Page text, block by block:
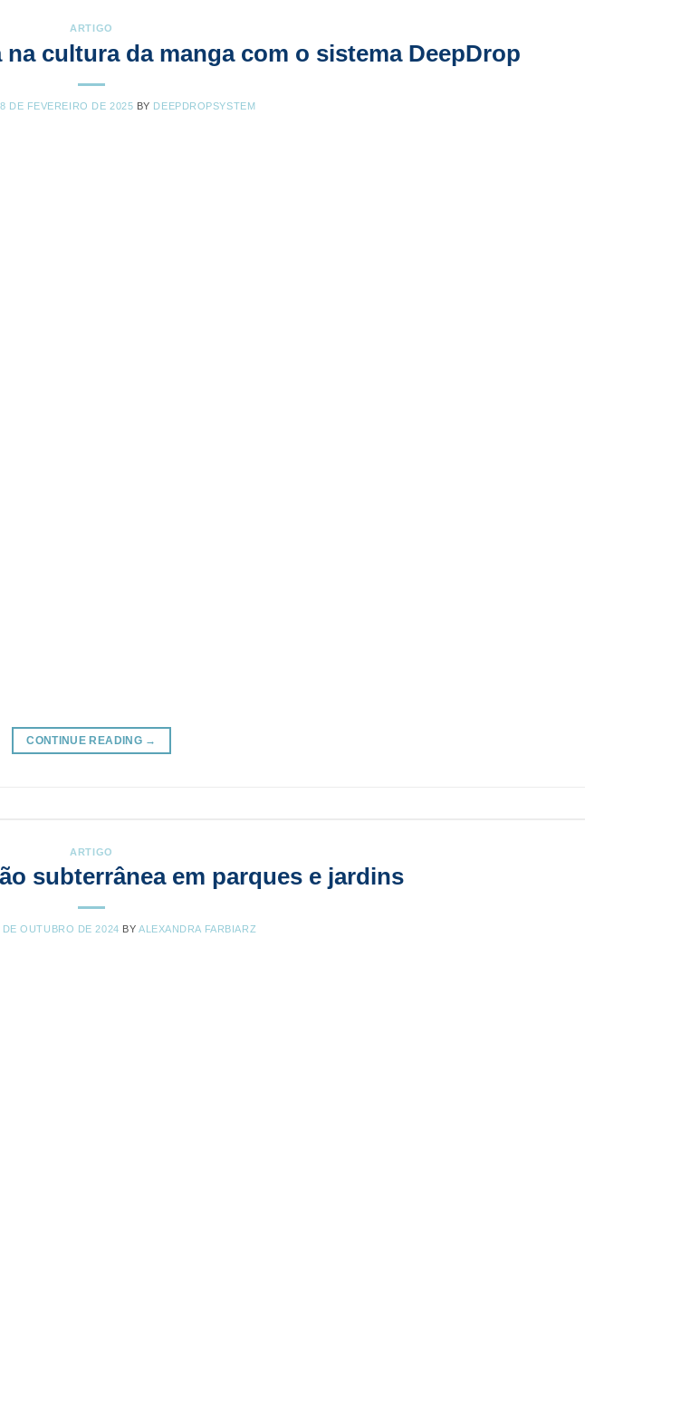
ARTIGO
cultura da manga com o sistema DeepDrop
DE FEVEREIRO DE 2025 BY DEEPDROPSYSTEM
CONTINUE READING →
ARTIGO
subterrânea em parques e jardins
DE OUTUBRO DE 2024 BY ALEXANDRA FARBIARZ